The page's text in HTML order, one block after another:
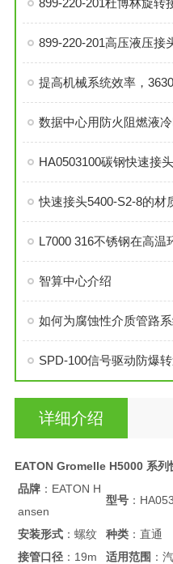
899-220-201高压液压接
提高机械系统效率，
数据中心用防火阻燃液
HA0503100碳钢快速接
快速接头5400-S2-8的材
L7000 316不锈钢在高
智算中心介绍
如何为腐蚀性介质管路
SPD-100信号驱动防爆
详细介绍
EATON Gromelle H5000 系列
品牌：EATON H
ansen
型号：
安装形式：螺纹 种类：直通
接管口径：19m
适用范围 ：